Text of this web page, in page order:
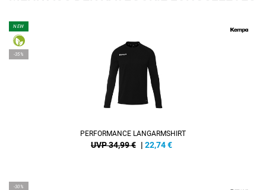
NEW
-35%
PERFORMANCE LANGARMSHIRT
UVP 34,99 € | 22,74€
-30%